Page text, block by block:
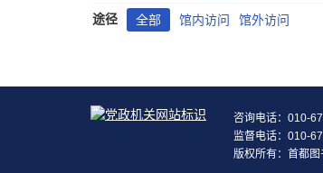
途径 全部 馆内访问 馆外访问
咨询电话：010-
监督电话：010-
版权所有：首都图